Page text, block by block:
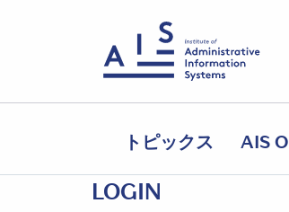
トピックス AIS
LOGIN